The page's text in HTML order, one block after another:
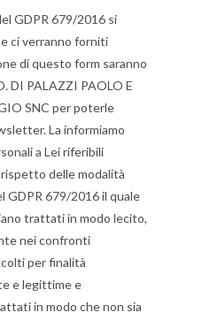
GDPR 679/2016 si
ci verranno forniti
di questo form saranno
DI PALAZZI PAOLO E
SNC per poterle
La informiamo
a Lei riferibili
delle modalità
GDPR 679/2016 il quale
trattati in modo lecito,
nei confronti
per finalità
e legittime e
in modo che non sia